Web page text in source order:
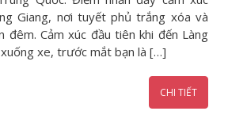
Giang, nơi tuyết phủ trắng xóa và
đêm. Cảm xúc đầu tiên khi đến Làng
xe, trước mắt bạn là […]
CHI TIẾT